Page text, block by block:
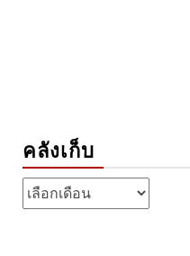
คลังเก็บ
คลัง
เก็บ